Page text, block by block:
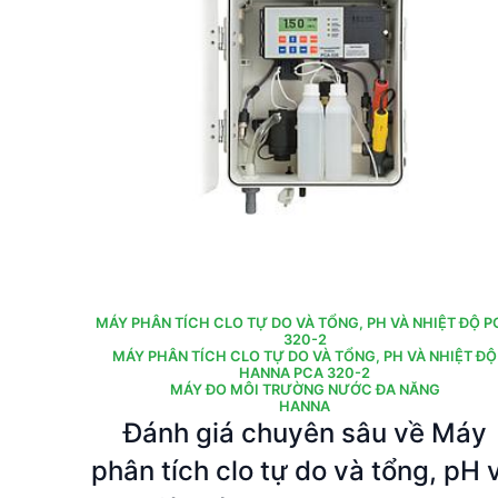
MÁY PHÂN TÍCH CLO TỰ DO VÀ TỔNG, PH VÀ NHIỆT ĐỘ
320-2
MÁY PHÂN TÍCH CLO TỰ DO VÀ TỔNG, PH VÀ NHIỆT ĐỘ
HANNA PCA 320-2
MÁY ĐO MÔI TRƯỜNG NƯỚC ĐA NĂNG
HANNA
Đánh giá chuyên sâu về Máy
phân tích clo tự do và tổng, pH